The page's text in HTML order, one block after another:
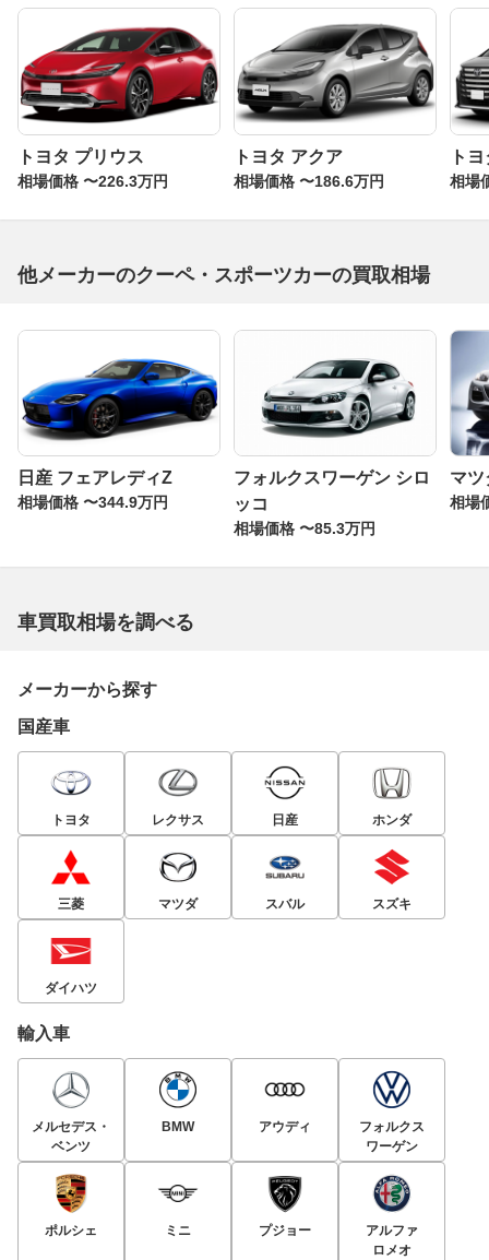
ションが4速ATしか選べないこと、ビルシュタイン製のシ
ョックアブソーバーが装備されないなど、峠などの走りよ
りも快適性を重視したグレードと言えるでしょう。とはい
え走りも十分に楽しめます。ぜひ一括査定を試してみてく
ださい。
トヨタ プリウス
相場価格 〜226.3万円
トヨタ アクア
相場価格 〜186.6万円
ト
相場
他メーカーのクーペ・スポーツカーの買取相場
日産 フェアレディZ
相場価格 〜344.9万円
フォルクスワーゲン シロ
ッコ
相場価格 〜85.3万円
マツ
相場
車買取相場を調べる
メーカーから探す
国産車
トヨタ レクサス 日産 ホンダ
三菱 マツダ スバル スズキ
ダイハツ
輸入車
メルセデス・
ベンツ
BMW アウディ
フォルクス
ワーゲン
ポルシェ ミニ プジョー
アルファ
ロメオ